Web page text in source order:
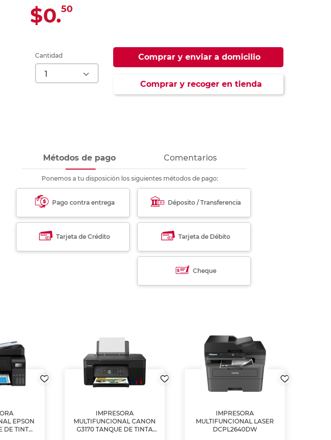
$0.50
Cantidad Comprar y enviar a domicilio
Comprar y recoger en tienda
Métodos de pago Comentarios
Ponemos a tu disposición los siguientes métodos de pago:
Pago contra entrega Déposito / Transferencia
Tarjeta de Crédito Tarjeta de Débito
Cheque
EPSON
DE TINTA
IMPRESORA
MULTIFUNCIONAL CANON
G3170 TANQUE DE TINTA
IMPRESORA
MULTIFUNCIONAL LASER
DCPL2640DW